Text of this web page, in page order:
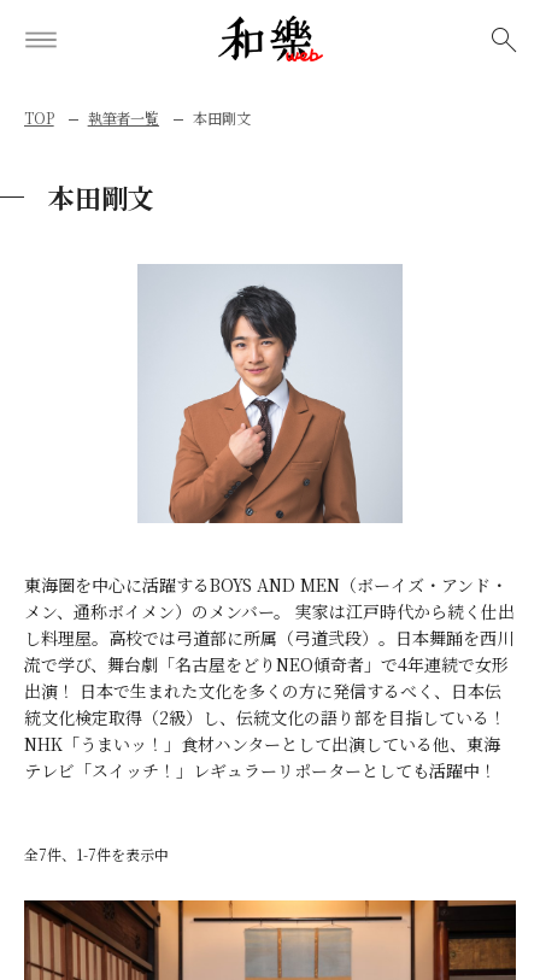
TOP 執筆者一覧 本田剛文
本田剛文
東海圏を中心に活躍するBOYS AND MEN（ボーイズ・アンド・
メン、通称ボイメン）のメンバー。 実家は江戸時代から続く仕出
し料理屋。高校では弓道部に所属（弓道弐段）。日本舞踊を西川
流で学び、舞台劇「名古屋をどりNEO傾奇者」で4年連続で女形
出演！ 日本で生まれた文化を多くの方に発信するべく、日本伝
統文化検定取得（2級）し、伝統文化の語り部を目指している！
NHK「うまいッ！」食材ハンターとして出演している他、東海
テレビ「スイッチ！」レギュラーリポーターとしても活躍中！
全7件、1-7件を表示中